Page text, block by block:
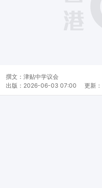
撰文： 津贴中学议会
出版： 2026-06-03 07:00 更新：